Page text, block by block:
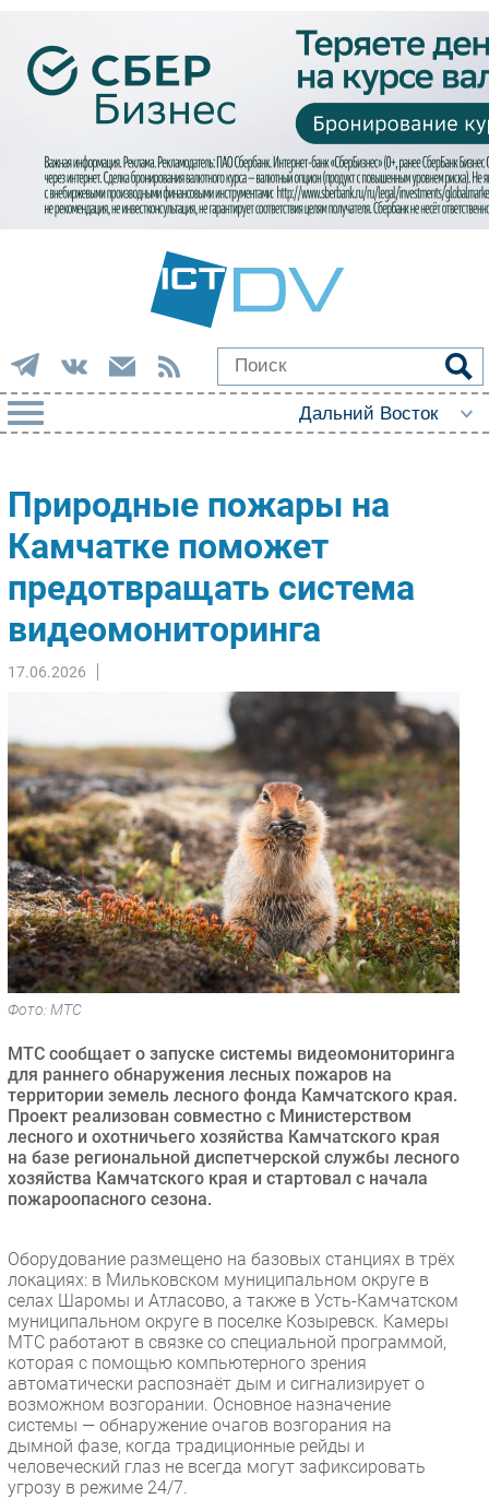
Импорто­замещение
Автоматизация Промышленности
Интернет
Мобильная связь
Фиксированная связь
Интеграция
Торговые сети
Оборудование
ПО
Outsourcing
Кадры
Регулирование
Финансы
Web
Безопасность
CIO/Управление ИТ
Гаджеты
Здоровье
РАЗДЕЛЫ
Аналитика
Интервью
Мероприятия
Проекты
IT класс
Тестовый стенд
Каталог компаний
Природные пожары на
Камчатке поможет
предотвращать система
видеомониторинга
17.06.2026
Фото: МТС
МТС сообщает о запуске системы видеомониторинга
для раннего обнаружения лесных пожаров на
территории земель лесного фонда Камчатского края.
Проект реализован совместно с Министерством
лесного и охотничьего хозяйства Камчатского края
на базе региональной диспетчерской службы лесного
хозяйства Камчатского края и стартовал с начала
пожароопасного сезона.
Оборудование размещено на базовых станциях в трёх
локациях: в Мильковском муниципальном округе в
селах Шаромы и Атласово, а также в Усть-Камчатском
муниципальном округе в поселке Козыревск. Камеры
МТС работают в связке со специальной программой,
которая с помощью компьютерного зрения
автоматически распознаёт дым и сигнализирует о
возможном возгорании. Основное назначение
системы — обнаружение очагов возгорания на
дымной фазе, когда традиционные рейды и
человеческий глаз не всегда могут зафиксировать
угрозу в режиме 24/7.